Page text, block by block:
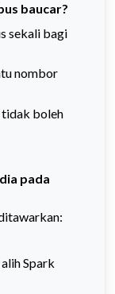
baucar?
sekali bagi
nombor
tidak boleh
pada
Spark